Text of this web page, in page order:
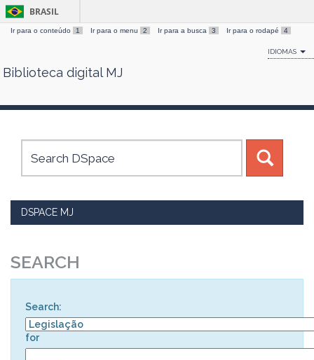
Skip
BRASIL
Ir para o conteúdo 1 Ir para o menu 2 Ir para a busca 3 Ir para o rodapé 4
IDIOMAS
Biblioteca digital MJ
DSPACE MJ
SEARCH
Search:
for